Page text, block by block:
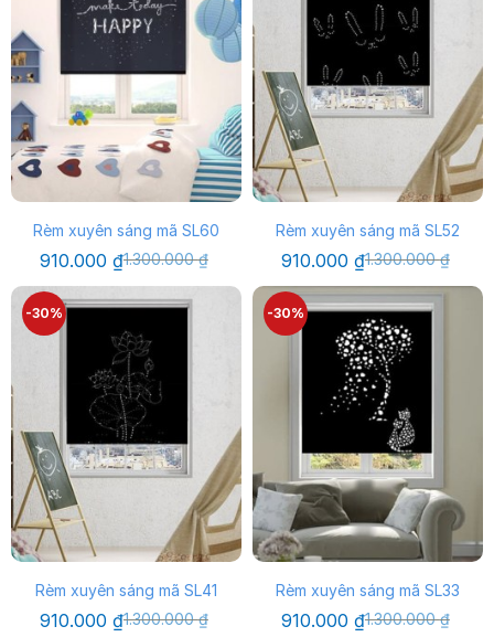
Rèm xuyên sáng mã SL60
1.300.000₫
Giá
là:
1.300.000 ₫.
910.000 ₫Giá
tại
là:
910.000 ₫.
Rèm xuyên sáng mã SL52
1.300.000₫
Giá
là:
1.300.000 ₫.
910.000 ₫Giá
tại
là:
910.000 ₫.
-30%
Rèm xuyên sáng mã SL41
1.300.000₫
Giá
910.000 ₫Giá
-30%
Rèm xuyên sáng mã SL33
1.300.000₫
Giá
910.000 ₫Giá